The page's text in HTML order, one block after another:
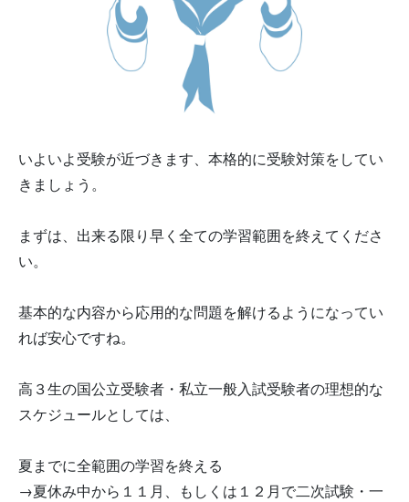
いよいよ受験が近づきます、本格的に受験対策をしてい
きましょう。
まずは、出来る限り早く全ての学習範囲を終えてくださ
い。
基本的な内容から応用的な問題を解けるようになってい
れば安心ですね。
高３生の国公立受験者・私立一般入試受験者の理想的な
スケジュールとしては、
夏までに全範囲の学習を終える
→夏休み中から１１月、もしくは１２月で二次試験・一